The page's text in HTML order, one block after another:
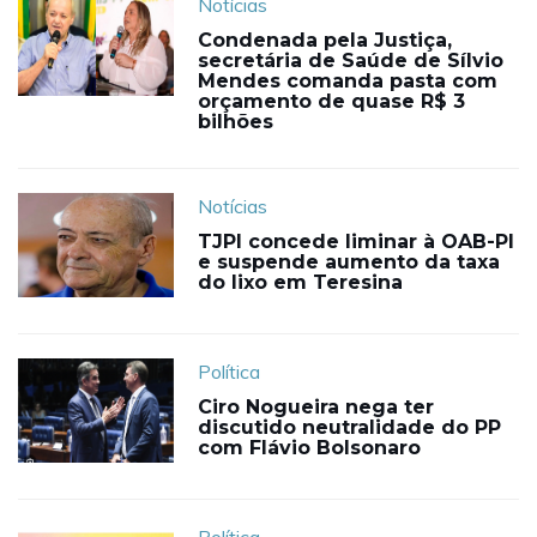
Notícias
Condenada pela Justiça,
secretária de Saúde de Sílvio
Mendes comanda pasta com
orçamento de quase R$ 3
bilhões
Notícias
TJPI concede liminar à OAB-PI
e suspende aumento da taxa
do lixo em Teresina
Política
Ciro Nogueira nega ter
discutido neutralidade do PP
com Flávio Bolsonaro